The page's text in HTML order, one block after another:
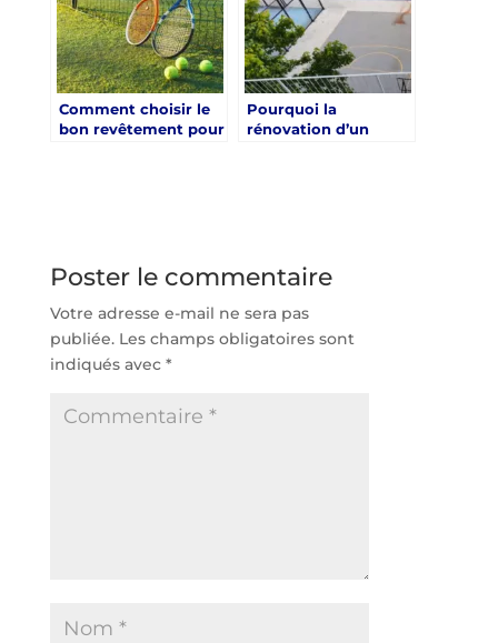
Comment choisir le
bon revêtement pour
Pourquoi la
rénovation d’un
Poster le commentaire
Votre adresse e-mail ne sera pas
publiée. Les champs obligatoires sont
indiqués avec *